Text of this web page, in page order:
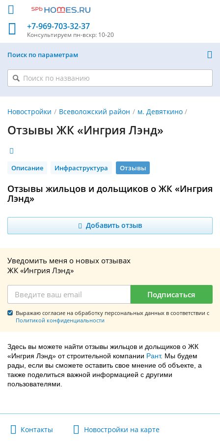
+7-969-703-32-37
Консультируем пн-вскр: 10-20
Поиск по параметрам
Новостройки Всеволожский район м. Девяткино
Отзывы ЖК «Ингрия Лэнд»
Описание Инфраструктура Отзывы
Отзывы жильцов и дольщиков о ЖК «Ингрия
Лэнд»
Добавить отзыв
Уведомить меня о новых отзывах
ЖК «Ингрия Лэнд»
Подписаться
Выражаю согласие на обработку персональных данных в соответствии с
Политикой конфиденциальности
Здесь вы можете найти отзывы жильцов и дольщиков о ЖК
«Ингрия Лэнд» от строительной компании Рант. Мы будем
рады, если вы сможете оставить свое мнение об объекте, а
также поделиться важной информацией с другими
пользователями.
Контакты Новостройки на карте